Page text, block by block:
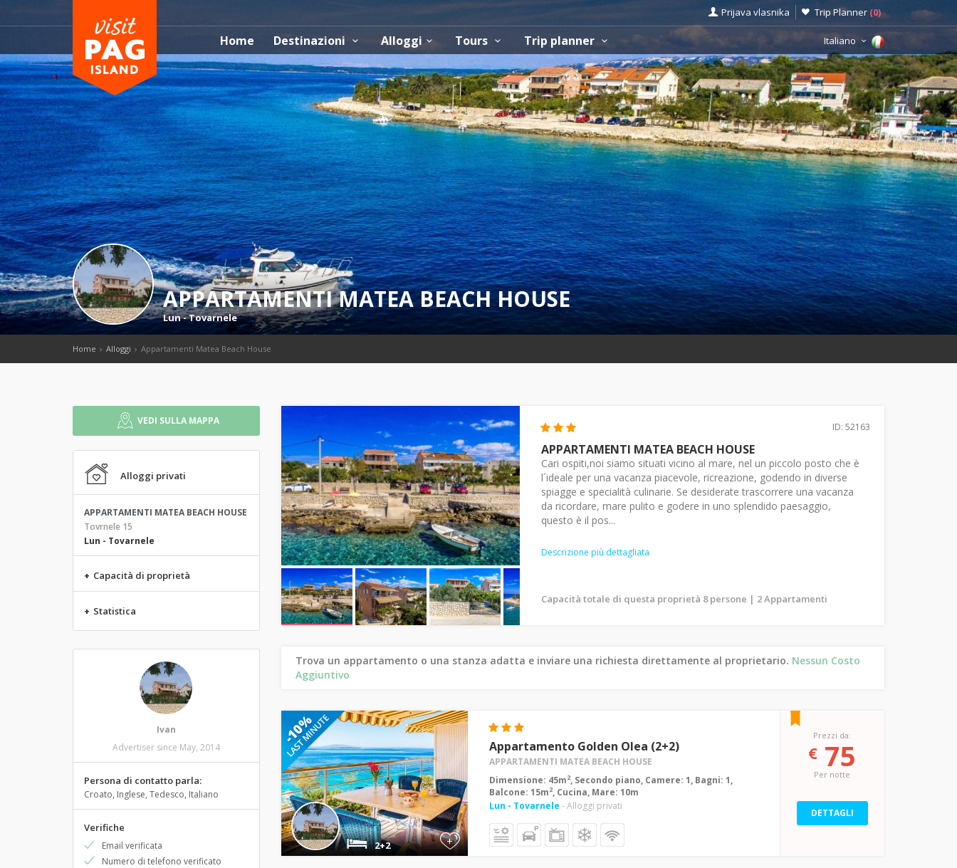
Prijava vlasnika Trip Planner (0)
Home Destinazioni Alloggi Tours Trip planner Italiano
APPARTAMENTI MATEA BEACH HOUSE
Lun - Tovarnele
Home Alloggi Appartamenti Matea Beach House
VEDI SULLA MAPPA
Alloggi privati
APPARTAMENTI MATEA BEACH HOUSE
Tovrnele 15
Lun - Tovarnele
+ Capacità di proprietà
+ Statistica
Ivan
Advertiser since May, 2014
Persona di contatto parla:
Croato, Inglese, Tedesco, Italiano
Verifiche
Email verificata
Numero di telefono verificato
ID: 52163
APPARTAMENTI MATEA BEACH HOUSE
Cari ospiti,noi siamo situati vicino al mare, nel un piccolo posto che è
l´ideale per una vacanza piacevole, ricreazione, godendo in diverse
spiagge e specialità culinarie. Se desiderate trascorrere una vacanza
da ricordare, mare pulito e godere in uno splendido paesaggio,
questo è il pos...
Descrizione più dettagliata
Capacità totale di questa proprietà 8 persone | 2 Appartamenti
Trova un appartamento o una stanza adatta e inviare una richiesta direttamente al proprietario. Nessun Costo
Aggiuntivo
+
2+2
Appartamento Golden Olea (2+2)
APPARTAMENTI MATEA BEACH HOUSE
Dimensione: 45m2, Secondo piano, Camere: 1, Bagni: 1,
Balcone: 15m2, Cucina, Mare: 10m
Lun - Tovarnele - Alloggi privati
Prezzi da:
€ 75
Per notte
DETTAGLI